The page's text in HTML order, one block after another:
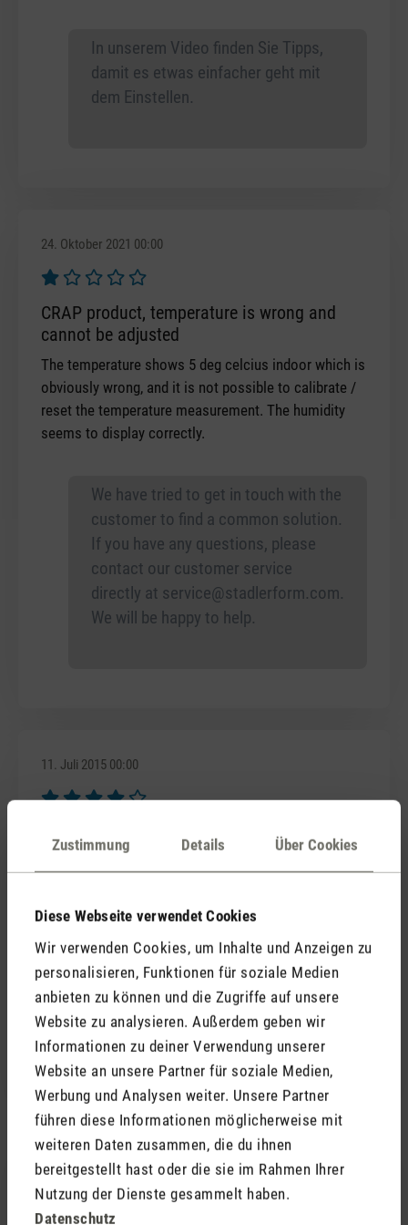
Zustimmung Details Über Cookies
Diese Webseite verwendet Cookies
Wir verwenden Cookies, um Inhalte und Anzeigen zu
personalisieren, Funktionen für soziale Medien
anbieten zu können und die Zugriffe auf unsere
Website zu analysieren. Außerdem geben wir
Informationen zu deiner Verwendung unserer
Website an unsere Partner für soziale Medien,
Werbung und Analysen weiter. Unsere Partner
führen diese Informationen möglicherweise mit
weiteren Daten zusammen, die du ihnen
bereitgestellt hast oder die sie im Rahmen Ihrer
Nutzung der Dienste gesammelt haben.
Datenschutz
In unserem Video finden Sie Tipps,
damit es etwas einfacher geht mit
dem Einstellen.
24. Oktober 2021 00:00
Bewertung mit 1 von 5 Sternen
CRAP product, temperature is wrong and
cannot be adjusted
The temperature shows 5 deg celcius indoor which is
obviously wrong, and it is not possible to calibrate /
reset the temperature measurement. The humidity
seems to display correctly.
We have tried to get in touch with the
customer to find a common solution.
If you have any questions, please
contact our customer service
directly at service@stadlerform.com.
We will be happy to help.
11. Juli 2015 00:00
zeigt Selina nicht auch Zeit und Datum, daher nur 4
Ab Herbst 2015 gibt es Selina mit
integrierter Uhr!
10. September 2019 00:00